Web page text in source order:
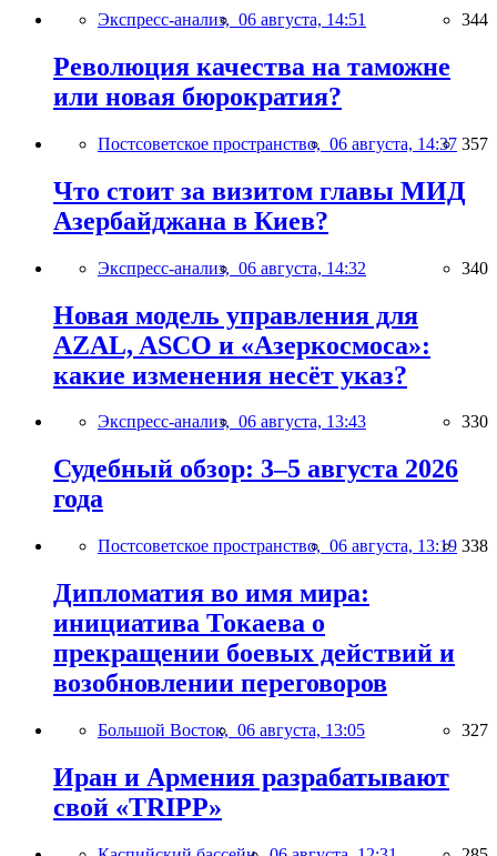
Экспресс-анализ, 06 августа, 14:51 344
Революция качества на таможне
или новая бюрократия?
Постсоветское пространство, 06 августа, 14:37 357
Что стоит за визитом главы МИД
Азербайджана в Киев?
Экспресс-анализ, 06 августа, 14:32 340
Новая модель управления для
AZAL, ASCO и «Азеркосмоса»:
какие изменения несёт указ?
Экспресс-анализ, 06 августа, 13:43 330
Судебный обзор: 3–5 августа 2026
года
Постсоветское пространство, 06 августа, 13:19 338
Дипломатия во имя мира:
инициатива Токаева о
прекращении боевых действий и
возобновлении переговоров
Большой Восток, 06 августа, 13:05 327
Иран и Армения разрабатывают
свой «TRIPP»